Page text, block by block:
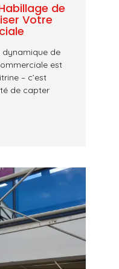
de
Votre
dynamique de
est
– c’est
de capter